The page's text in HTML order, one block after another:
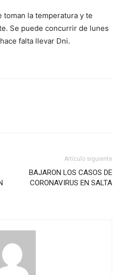
toman la temperatura y te
Se puede concurrir de lunes
falta llevar Dni.
Artículo siguiente
BAJARON LOS CASOS DE
CORONAVIRUS EN SALTA